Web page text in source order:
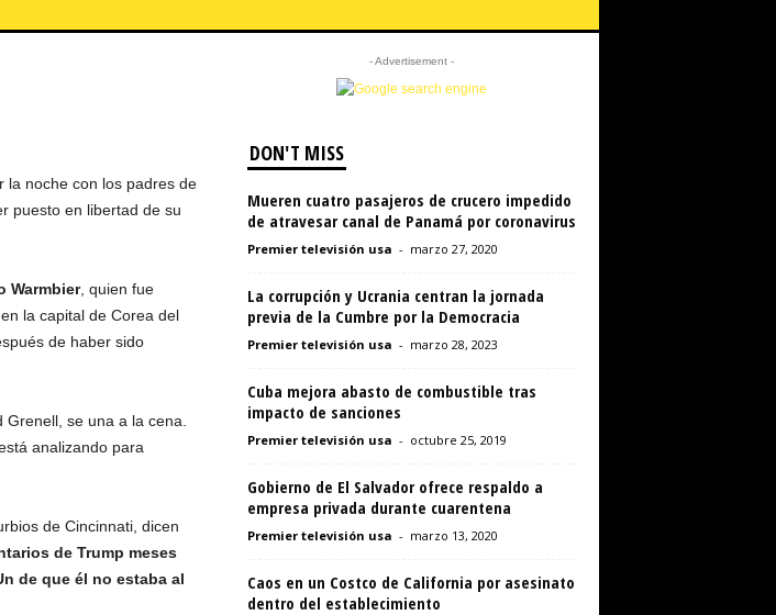
noche con los padres de
puesto en libertad de su
Warmbier, quien fue
la capital de Corea del
de haber sido
se una a la cena.
analizando para
de Cincinnati, dicen
de Trump meses
de que él no estaba al
- Advertisement -
DON'T MISS
Mueren cuatro pasajeros de crucero impedido
de atravesar canal de Panamá por coronavirus
Premier televisión usa - marzo 27, 2020
La corrupción y Ucrania centran la jornada
previa de la Cumbre por la Democracia
Premier televisión usa - marzo 28, 2023
Cuba mejora abasto de combustible tras
impacto de sanciones
Premier televisión usa - octubre 25, 2019
Gobierno de El Salvador ofrece respaldo a
empresa privada durante cuarentena
Premier televisión usa - marzo 13, 2020
Caos en un Costco de California por asesinato
dentro del establecimiento